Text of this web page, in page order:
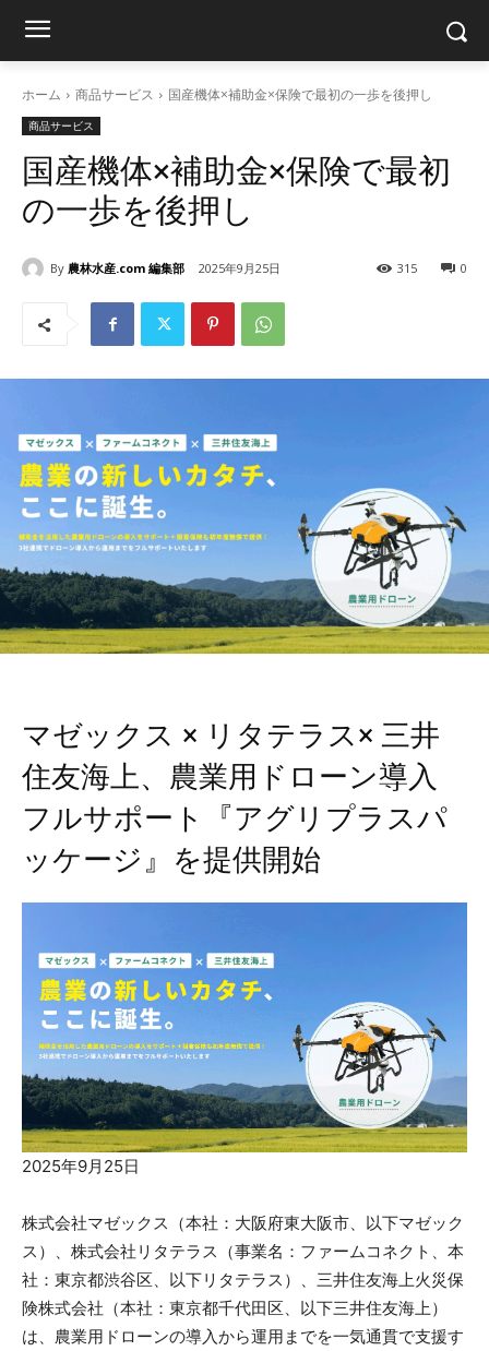
ホーム 商品サービス 国産機体×補助金×保険で最初の一歩を後押し
商品サービス
国産機体×補助金×保険で最初
の一歩を後押し
By 農林水産.com 編集部 2025年9月25日 0
315
マゼックス × リタテラス× 三井
住友海上、農業用ドローン導入
フルサポート『アグリプラスパ
ッケージ』を提供開始
2025年9月25日
株式会社マゼックス（本社：大阪府東大阪市、以下マゼック
ス）、株式会社リタテラス（事業名：ファームコネクト、本
社：東京都渋谷区、以下リタテラス）、三井住友海上火災保
険株式会社（本社：東京都千代田区、以下三井住友海上）
は、農業用ドローンの導入から運用までを一気通貫で支援す